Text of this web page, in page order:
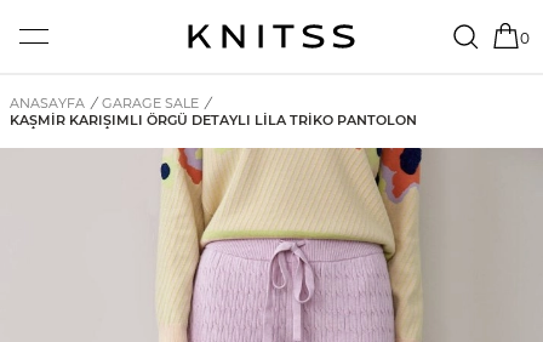
0
ANASAYFA / GARAGE SALE /
KAŞMIR KARIŞIMLI ÖRGÜ DETAYLI LILA TRIKO PANTOLON